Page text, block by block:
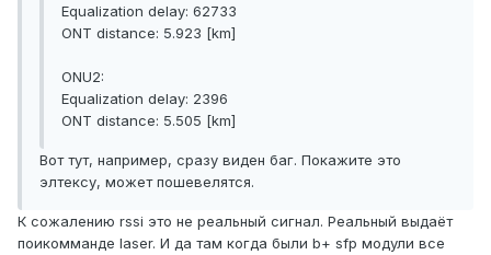
Equalization delay: 62733
ONT distance: 5.923 [km]
ONU2:
Equalization delay: 2396
ONT distance: 5.505 [km]
Вот тут, например, сразу виден баг. Покажите это
элтексу, может пошевелятся.
К сожалению rssi это не реальный сигнал. Реальный выдаёт
поикомманде laser. И да там когда были b+ sfp модули все